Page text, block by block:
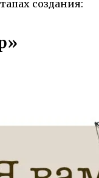
создания: